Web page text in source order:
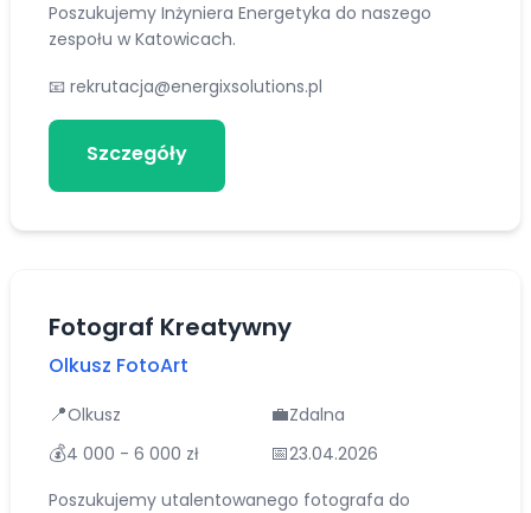
Poszukujemy Inżyniera Energetyka do naszego
zespołu w Katowicach.
📧 rekrutacja@energixsolutions.pl
Szczegóły
Fotograf Kreatywny
Olkusz FotoArt
📍Olkusz 💼Zdalna
💰4 000 - 6 000 zł 📅23.04.2026
Poszukujemy utalentowanego fotografa do